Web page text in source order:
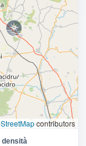
contributors